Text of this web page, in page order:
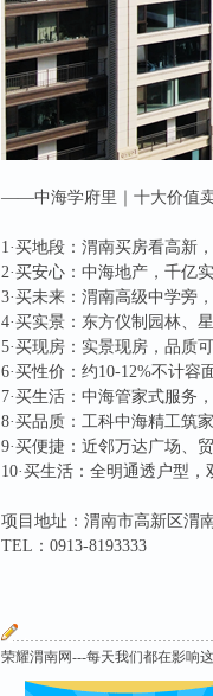
——中海学府里｜十大价值
1·买地段：渭南买房看高新
2·买安心：中海地产，千亿
3·买未来：渭南高级中学旁
4·买实景：东方仪制园林、
5·买现房：实景现房，品质
6·买性价：约10-12%不计容
7·买生活：中海管家式服务
8·买品质：工科中海精工筑
9·买便捷：近邻万达广场、
10·买生活：全明通透户型
项目地址：渭南市高新区渭
TEL：0913-8193333
荣耀渭南网---每天我们都在影响